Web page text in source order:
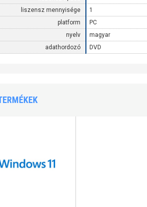
liszensz mennyisége
1
platform
PC
nyelv
magyar
adathordozó
DVD